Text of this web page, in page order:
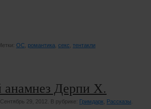
OC романтика секс тентакли
Дерпи Х.
, Сентябрь 29, 2012. В рубрике: Гримдарк Рассказы